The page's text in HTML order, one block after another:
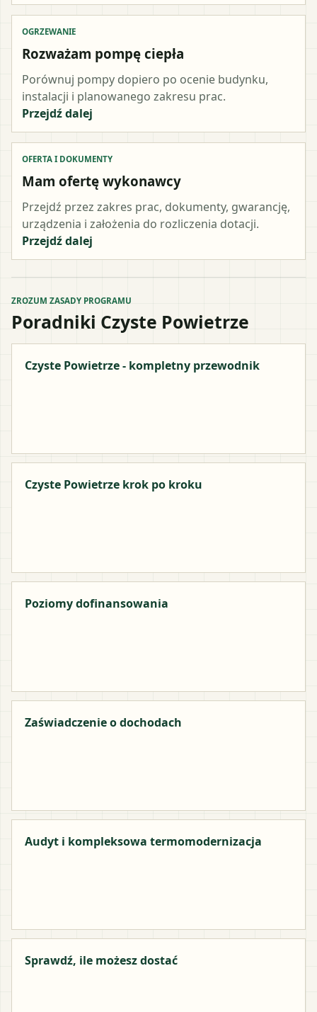
OGRZEWANIE
Rozważam pompę ciepła
Porównuj pompy dopiero po ocenie budynku,
instalacji i planowanego zakresu prac.
Przejdź dalej
OFERTA I DOKUMENTY
Mam ofertę wykonawcy
Przejdź przez zakres prac, dokumenty, gwarancję,
urządzenia i założenia do rozliczenia dotacji.
Przejdź dalej
ZROZUM ZASADY PROGRAMU
Poradniki Czyste Powietrze
Czyste Powietrze - kompletny przewodnik
Czyste Powietrze krok po kroku
Poziomy dofinansowania
Zaświadczenie o dochodach
Audyt i kompleksowa termomodernizacja
Sprawdź, ile możesz dostać